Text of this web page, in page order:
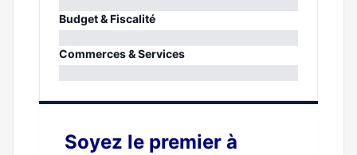
0%
Budget & Fiscalité
0%
Commerces & Services
Soyez le premier à